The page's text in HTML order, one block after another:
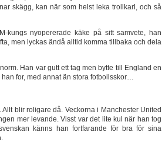
skägg, kan när som helst leka trollkarl, och så
kungs nyopererade käke på sitt samvete, han
men lyckas ändå alltid komma tillbaka och dela
Han var gutt ett tag men bytte till England en
for, med annat än stora fotbollsskor…
blir roligare då. Veckorna i Manchester United
mer levande. Visst var det lite kul när han tog
känns han fortfarande för bra för sina